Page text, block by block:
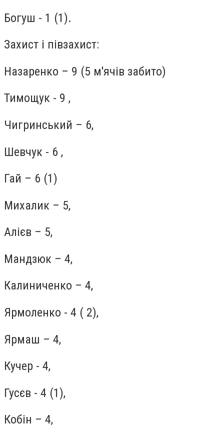
Богуш - 1 (1).
Захист і півзахист:
Назаренко – 9 (5 м'ячів забито)
Тимощук - 9 ,
Чигринський – 6,
Шевчук - 6 ,
Гай – 6 (1)
Михалик – 5,
Алієв – 5,
Мандзюк – 4,
Калиниченко – 4,
Ярмоленко - 4 ( 2),
Ярмаш – 4,
Кучер - 4,
Гусєв - 4 (1),
Кобін – 4,